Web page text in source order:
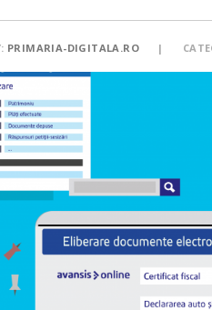
PRIMARIA-DIGITALA.RO